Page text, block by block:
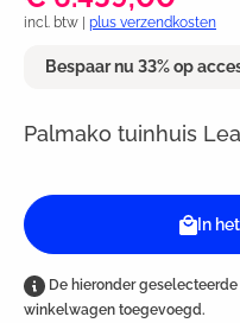
incl. btw | plus verzendkosten
Bespaar nu 33% op
Palmako tuinhuis
In
De hieronder
winkelwagen toegevoegd.